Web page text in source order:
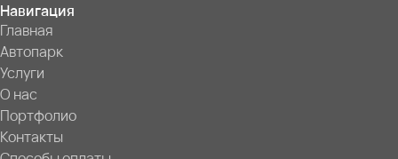
Навигация
Главная
Автопарк
Услуги
О нас
Портфолио
Контакты